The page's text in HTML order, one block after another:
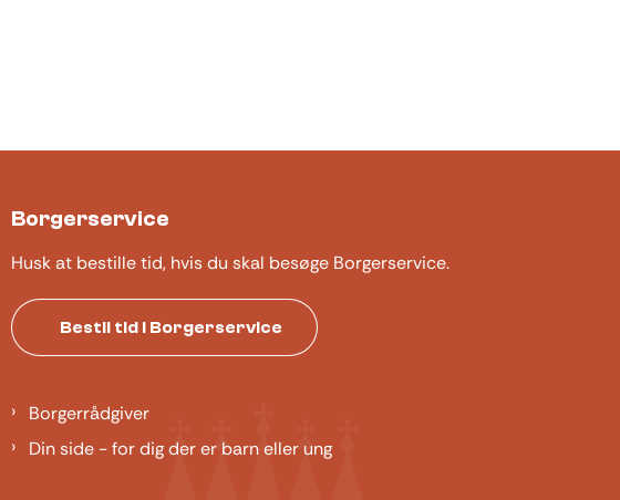
Borgerservice
Husk at bestille tid, hvis du skal besøge Borgerservice.
Bestil tid i Borgerservice
Borgerrådgiver
Din side - for dig der er barn eller ung